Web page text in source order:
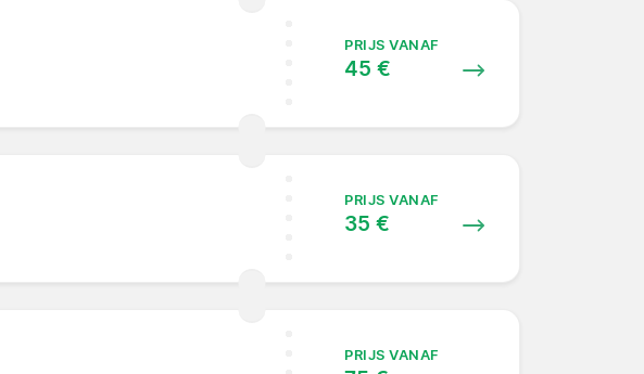
PRIJS VANAF
45 €
PRIJS VANAF
35 €
PRIJS VANAF